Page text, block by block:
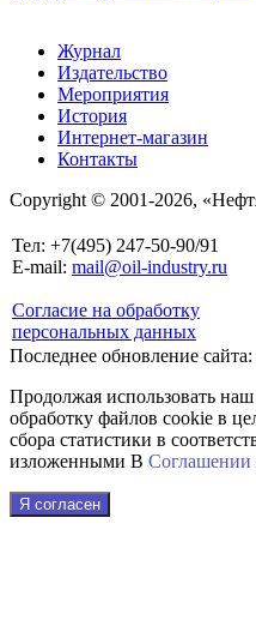
Журнал
Издательство
Мероприятия
История
Интернет-магазин
Контакты
Copyright © 2001-2026,
Тел: +7(495) 247-50-90/91
E-mail: mail@oil-industry.ru
Согласие на обработку
персональных данных
Последнее обновление
Продолжая использовать наш
обработку файлов cookie в
сбора статистики в
изложенными В Соглашении
Я согласен